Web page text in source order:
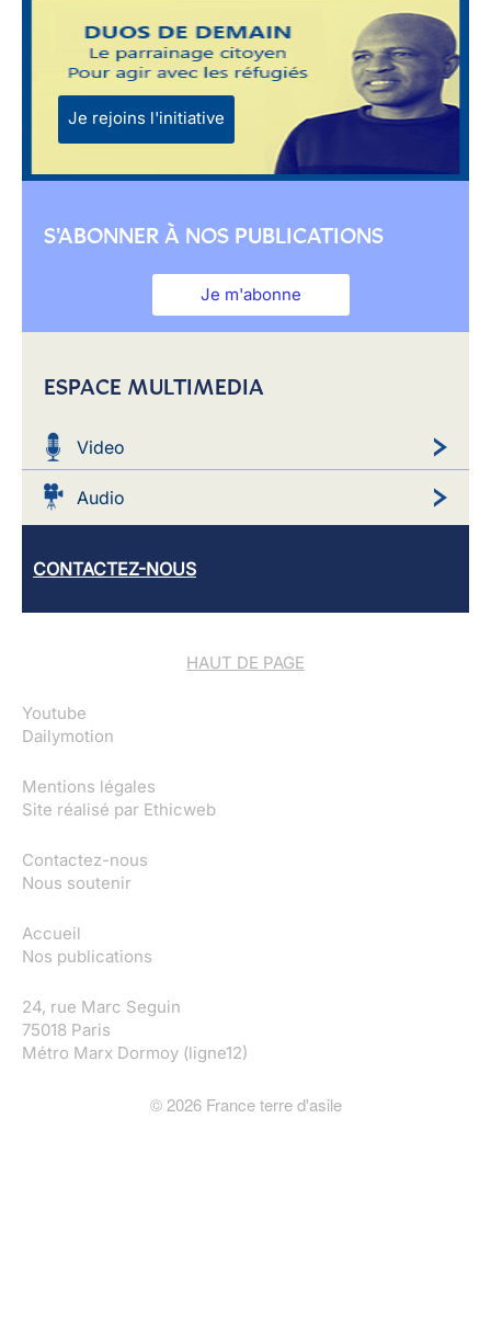
Je rejoins l'initiative
S'ABONNER À NOS PUBLICATIONS
Je m'abonne
ESPACE MULTIMEDIA
Video
Audio
CONTACTEZ-NOUS
HAUT DE PAGE
Youtube
Dailymotion
Mentions légales
Site réalisé par Ethicweb
Contactez-nous
Nous soutenir
Accueil
Nos publications
24, rue Marc Seguin
75018 Paris
Métro Marx Dormoy (ligne12)
© 2026France terre d'asile